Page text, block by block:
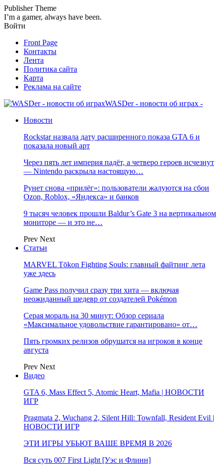
Publisher Theme
I’m a gamer, always have been.
Войти
Front Page
Контакты
Лента
Политика сайта
Карта
Реклама на сайте
WASDer - новости об играх -
Новости
Rockstar назвала дату расширенного показа GTA 6 и
показала новый арт
Через пять лет империя падёт, а четверо героев исчезнут
— Nintendo раскрыла настоящую…
Рунет снова «прилёг»: пользователи жалуются на сбои
Ozon, Roblox, «Яндекса» и банков
9 тысяч человек прошли Baldur’s Gate 3 на вертикальном
мониторе — и это не…
Prev Next
Статьи
MARVEL Tōkon Fighting Souls: главный файтинг лета
уже здесь
Game Pass получил сразу три хита — включая
неожиданный шедевр от создателей Pokémon
Серая мораль на 30 минут: Обзор сериала
«Максимальное удовольствие гарантировано» от…
Пять громких релизов обрушатся на игроков в конце
августа
Prev Next
Видео
GTA 6, Mass Effect 5, Atomic Heart, Mafia | НОВОСТИ
ИГР
Pragmata 2, Wuchang 2, Silent Hill: Townfall, Resident Evil |
НОВОСТИ ИГР
ЭТИ ИГРЫ УБЬЮТ ВАШЕ ВРЕМЯ В 2026
Вся суть 007 First Light [Уэс и Флинн]